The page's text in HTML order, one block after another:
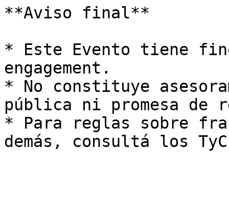
**Aviso final**
* Este Evento tiene
engagement.
* No constituye
pública ni promesa de
* Para reglas sobre